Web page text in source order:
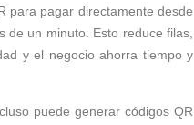
para pagar directamente desde
un minuto. Esto reduce filas,
y el negocio ahorra tiempo y
puede generar códigos QR